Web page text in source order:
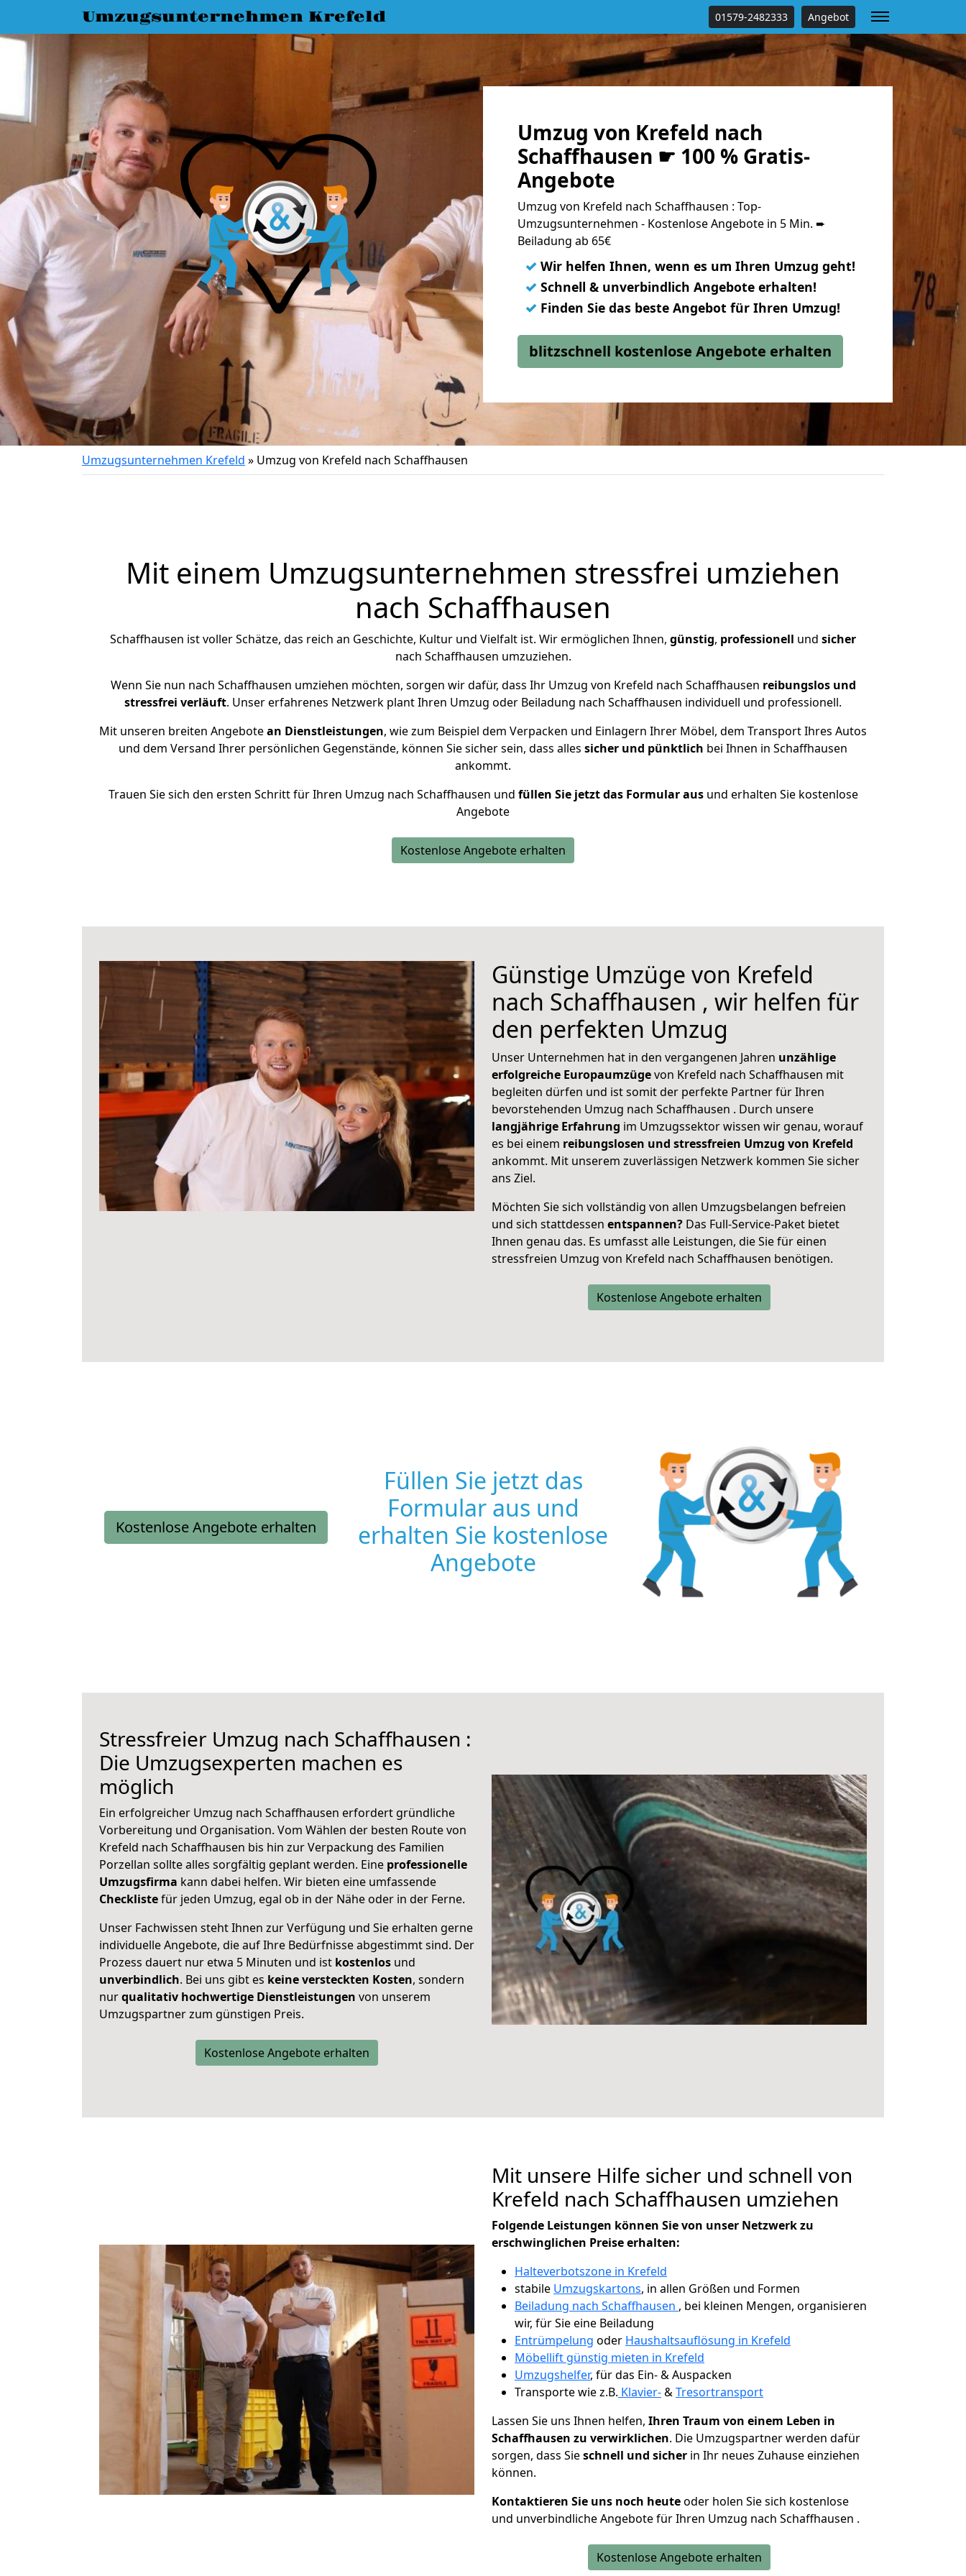
Umzugsunternehmen Krefeld 01579-2482333 Angebot
Umzug von Krefeld nach
Schaffhausen ☛ 100 % Gratis-
Angebote
Umzug von Krefeld nach Schaffhausen : Top-
Umzugsunternehmen - Kostenlose Angebote in 5 Min. ➨
Beiladung ab 65€
✓ Wir helfen Ihnen, wenn es um Ihren Umzug geht!
✓ Schnell & unverbindlich Angebote erhalten!
✓ Finden Sie das beste Angebot für Ihren Umzug!
blitzschnell kostenlose Angebote erhalten
Umzugsunternehmen Krefeld » Umzug von Krefeld nach Schaffhausen
Mit einem Umzugsunternehmen stressfrei umziehen
nach Schaffhausen
Schaffhausen ist voller Schätze, das reich an Geschichte, Kultur und Vielfalt ist. Wir ermöglichen Ihnen, günstig, professionell und sicher
nach Schaffhausen umzuziehen.
Wenn Sie nun nach Schaffhausen umziehen möchten, sorgen wir dafür, dass Ihr Umzug von Krefeld nach Schaffhausen reibungslos und
stressfrei verläuft. Unser erfahrenes Netzwerk plant Ihren Umzug oder Beiladung nach Schaffhausen individuell und professionell.
Mit unseren breiten Angebotean Dienstleistungen, wie zum Beispiel dem Verpacken und Einlagern Ihrer Möbel, dem Transport Ihres Autos
und dem Versand Ihrer persönlichen Gegenstände, können Sie sicher sein, dass alles sicher und pünktlich bei Ihnen in Schaffhausen
ankommt.
Trauen Sie sich den ersten Schritt für Ihren Umzug nach Schaffhausen und füllen Sie jetzt das Formular ausund erhalten Sie kostenlose
Angebote
Kostenlose Angebote erhalten
Günstige Umzüge von Krefeld
nach Schaffhausen , wir helfen für
den perfekten Umzug
Unser Unternehmen hat in den vergangenen Jahren unzählige
erfolgreiche Europaumzügevon Krefeld nach Schaffhausen mit
begleiten dürfen und ist somit der perfekte Partner für Ihren
bevorstehenden Umzug nach Schaffhausen . Durch unsere
langjährige Erfahrung im Umzugssektor wissen wir genau, worauf
es bei einem reibungslosen und stressfreien Umzug von Krefeld
ankommt. Mit unserem zuverlässigen Netzwerk kommen Sie sicher
ans Ziel.
Möchten Sie sich vollständig von allen Umzugsbelangen befreien
und sich stattdessen entspannen? Das Full-Service-Paket bietet
Ihnen genau das. Es umfasst alle Leistungen, die Sie für einen
stressfreien Umzug von Krefeld nach Schaffhausen benötigen.
Kostenlose Angebote erhalten
Kostenlose Angebote erhalten
Füllen Sie jetzt das
Formular aus und
erhalten Sie kostenlose
Angebote
Stressfreier Umzug nach Schaffhausen :
Die Umzugsexperten machen es
möglich
Ein erfolgreicher Umzug nach Schaffhausen erfordert gründliche
Vorbereitung und Organisation. Vom Wählen der besten Route von
Krefeld nach Schaffhausen bis hin zur Verpackung des Familien
Porzellan sollte alles sorgfältig geplant werden. Eine professionelle
Umzugsfirma kann dabei helfen. Wir bieten eine umfassende
Checklistefür jeden Umzug, egal ob in der Nähe oder in der Ferne.
Unser Fachwissen steht Ihnen zur Verfügung und Sie erhalten gerne
individuelle Angebote, die auf Ihre Bedürfnisse abgestimmt sind. Der
Prozess dauert nur etwa 5 Minuten und ist kostenlos und
unverbindlich. Bei uns gibt es keine versteckten Kosten, sondern
nurqualitativ hochwertige Dienstleistungen von unserem
Umzugspartner zum günstigen Preis.
Kostenlose Angebote erhalten
Mit unsere Hilfe sicher und schnell von
Krefeld nach Schaffhausen umziehen
Folgende Leistungen können Sie von unser Netzwerk zu
erschwinglichen Preise erhalten:
Halteverbotszone in Krefeld
stabile Umzugskartons, in allen Größen und Formen
Beiladung nach Schaffhausen , bei kleinen Mengen, organisieren
wir, für Sie eine Beiladung
Entrümpelung oder Haushaltsauflösung in Krefeld
Möbellift günstig mieten in Krefeld
Umzugshelfer, für das Ein- & Auspacken
Transporte wie z.B. Klavier-&Tresortransport
Lassen Sie uns Ihnen helfen, Ihren Traum von einem Leben in
Schaffhausen zu verwirklichen. Die Umzugspartner werden dafür
sorgen, dass Sieschnell und sicher in Ihr neues Zuhause einziehen
können.
Kontaktieren Sie uns noch heuteoder holen Sie sich kostenlose
und unverbindliche Angebote für Ihren Umzug nach Schaffhausen .
Kostenlose Angebote erhalten